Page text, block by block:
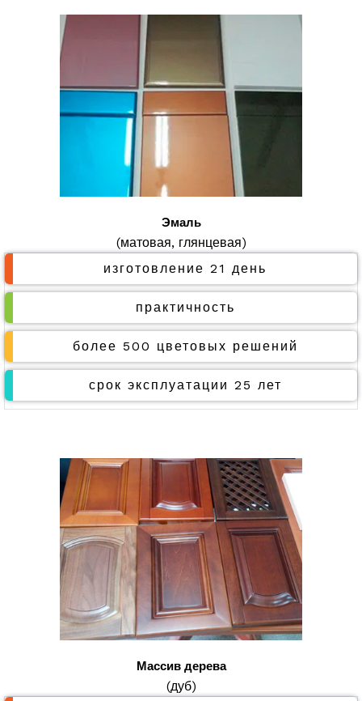
Эмаль
(матовая, глянцевая)
изготовление 21 день
практичность
более 500 цветовых решений
срок эксплуатации 25 лет
Массив дерева
(дуб)